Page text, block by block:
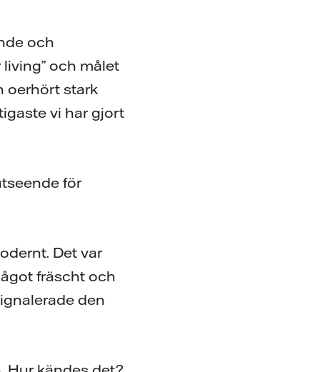
och
och målet
oerhört stark
vi har gjort
för
Det var
fräscht och
den